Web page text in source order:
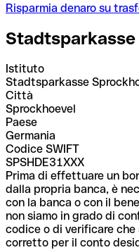
Risparmia denaro su
Stadtsparkasse
Istituto
Stadtsparkasse
Città
Sprockhoevel
Paese
Germania
Codice SWIFT
SPSHDE31XXX
Prima di effettuare un
dalla propria banca, è
con la banca o con il
non siamo in grado di
codice o di verificare
corretto per il conto